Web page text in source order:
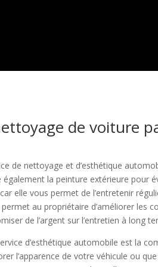
de voiture
de nettoyage et d’esthétique
également la peinture extérieure pour
elle vous permet de l’entretenir
au propriétaire d’améliorer les
de l’argent sur l’entretien à long
d’esthétique automobile est la
l’apparence de votre véhicule ou